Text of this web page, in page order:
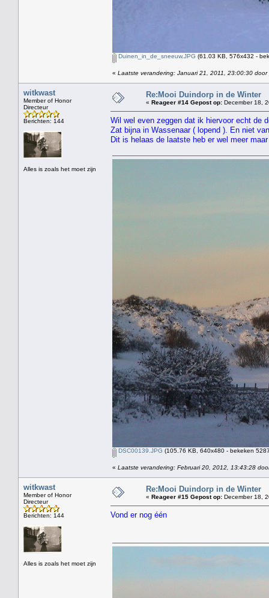
Duinen_in_de_sneeuw.JPG (61.03 KB, 576x432 -
« Laatste verandering: Januari 21, 2011, 23:00:30 door
witkwast
Member of Honor
Directeur
Berichten: 144
Alles is zoals het moet zijn
Re:Mooi Duindorp in de Winter
« Reageer #14 Gepost op: December 18,
Wil wel even zeggen dat ik hiervoor echt de
Zat bijna in Wassenaar ( lopend ). En niet
Dit is helaas de laatste heb er wel meer
DSC00139.JPG (105.76 KB, 640x480 - bekeken
« Laatste verandering: Februari 20, 2012, 13:43:28
witkwast
Member of Honor
Directeur
Berichten: 144
Alles is zoals het moet zijn
Re:Mooi Duindorp in de Winter
« Reageer #15 Gepost op: December 18,
Vond er nog één